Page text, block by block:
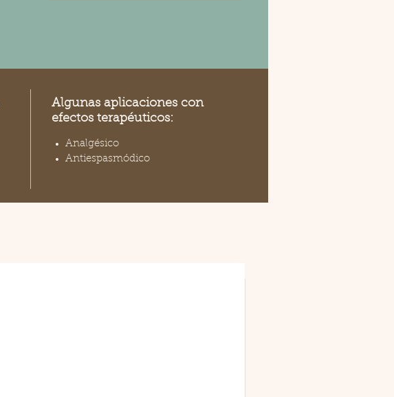
Algunas aplicaciones con
efectos terapéuticos:
Analgésico
Antiespasmódico